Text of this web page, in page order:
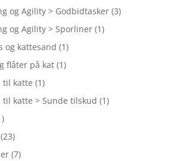
og Agility > Godbidtasker (3)
og Agility > Sporliner (1)
og kattesand (1)
flåter på kat (1)
til katte (1)
til katte > Sunde tilskud (1)
(23)
(7)